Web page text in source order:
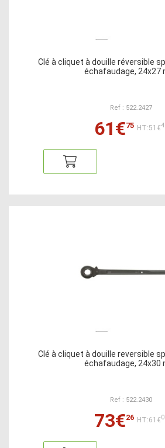
Clé à cliquet à douille réversible
échafaudage, 24x27
Ref : 522.2427
61€75 HT:51€
Clé à cliquet à douille reversible
échafaudage, 24x30
Ref : 522.2430
73€26 HT:61€